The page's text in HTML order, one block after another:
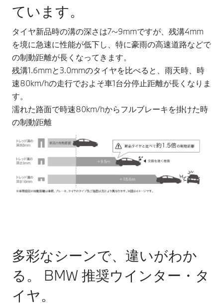
ています。
タイヤ新品時の溝の深さは7~9mmですが、残溝4mm
を境に急速に性能が低下し、特に豪雨の高速道路などで
の制動距離が長くなってきます。
残溝1.6mmと3.0mmのタイヤを比べると、雨天時、時
速80km/hの走行でおよそ車1台分停止距離が長くなりま
す。
濡れた路面で時速80km/hからフルブレーキを掛けた時
の制動距離
多彩なシーンで、違いがわか
る。 BMW 推奨ウインター・タ
イヤ。